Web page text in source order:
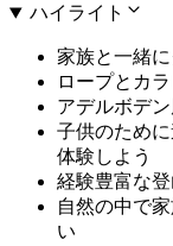
ハイライト
家族と一緒
ロープとカ
アデルボデ
子供のため
体験しよう
経験豊富な
自然の中で
い